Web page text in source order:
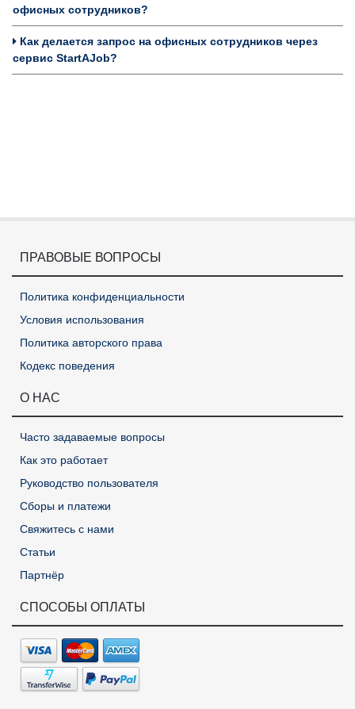
офисных сотрудников?
Как делается запрос на офисных сотрудников через
сервис StartAJob?
ПРАВОВЫЕ ВОПРОСЫ
Политика конфиденциальности
Условия использования
Политика авторского права
Кодекс поведения
О НАС
Часто задаваемые вопросы
Как это работает
Руководство пользователя
Сборы и платежи
Свяжитесь с нами
Статьи
Партнёр
СПОСОБЫ ОПЛАТЫ